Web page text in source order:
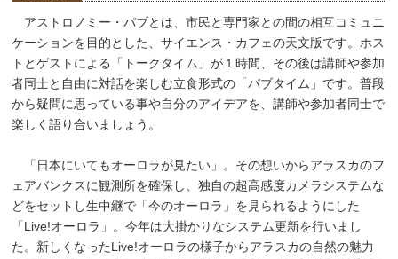
アストロノミー・パブとは、市民と専門家との間の相互コミュニ
ケーションを目的とした、サイエンス・カフェの天文版です。ホス
トとゲストによる「トークタイム」が１時間、その後は講師や参加
者同士と自由に対話を楽しむ立食形式の「パブタイム」です。普段
から疑問に思っている事や自分のアイデアを、講師や参加者同士で
楽しく語り合いましょう。
「日本にいてもオーロラが見たい」。その想いからアラスカのフ
ェアバンクスに観測所を確保し、独自の超高感度カメラシステムな
どをセットし生中継で「今のオーロラ」を見られるようにした
「Live!オーロラ」。今年は大掛かりなシステム更新を行いまし
た。新しくなったLive!オーロラの様子からアラスカの自然の魅力